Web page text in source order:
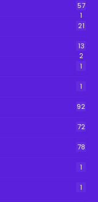
57
1
21
13
2
1
1
92
72
78
1
1